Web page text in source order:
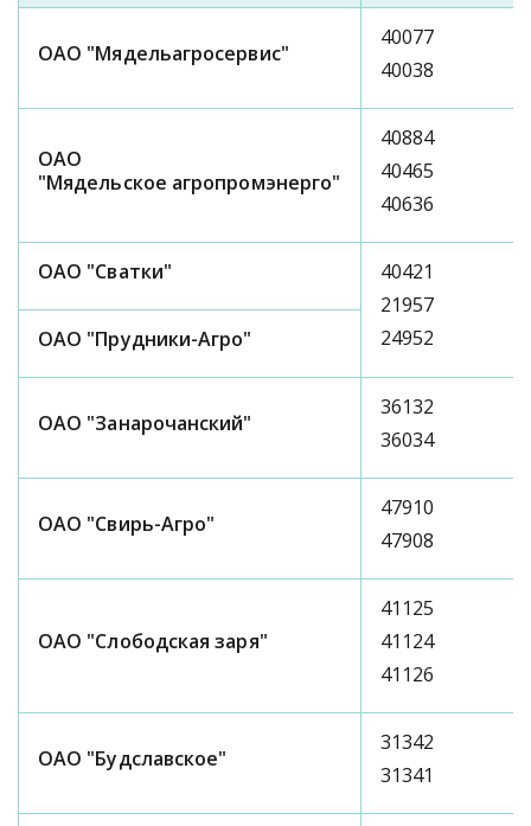
ОАО "Мядельагросервис"
40077
40038
ОАО
"Мядельское агропромэнерго"
40884
40465
40636
ОАО "Сватки"
40421
21957
24952
ОАО "Прудники-Агро"
ОАО "Занарочанский"
36132
36034
ОАО "Свирь-Агро"
47910
47908
ОАО "Слободская заря"
41125
41124
41126
ОАО "Будславское"
31342
31341